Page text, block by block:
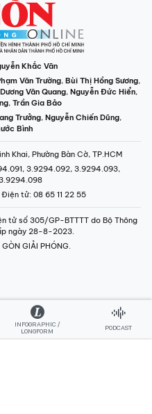
Khắc Văn
Văn Trường, Bùi Thị Hồng Sương,
Dương Văn Quang, Nguyễn Đức Hiển,
, Trần Gia Bảo
Trưởng, Nguyễn Chiến Dũng,
Bình
Khai, Phường Bàn Cờ, TP.HCM
3.9294.092, 3.9294.093,
Điện tử: 08 65 11 22 55
tử số 305/GP-BTTTT do Bộ Thông
ngày 28-8-2023.
GIẢI PHÓNG.
INFOGRAPHIC /
LONGFORM
PODCAST